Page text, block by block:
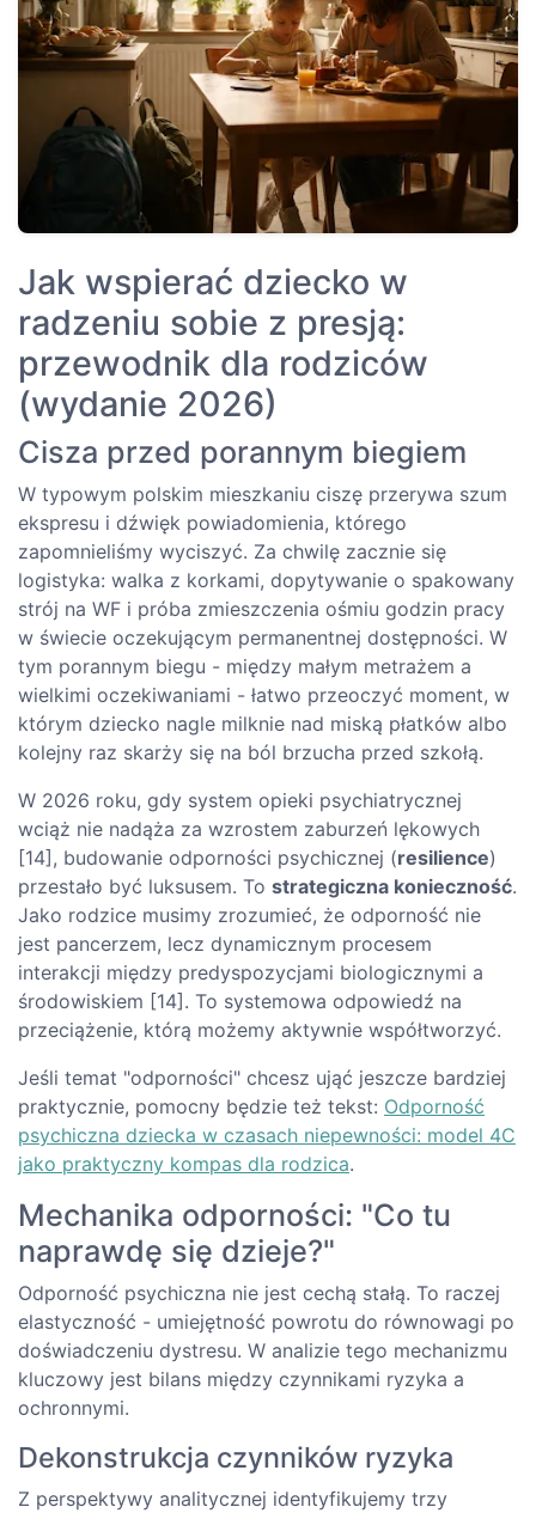
Jak wspierać dziecko w
radzeniu sobie z presją:
przewodnik dla rodziców
(wydanie 2026)
Cisza przed porannym biegiem
W typowym polskim mieszkaniu ciszę przerywa szum
ekspresu i dźwięk powiadomienia, którego
zapomnieliśmy wyciszyć. Za chwilę zacznie się
logistyka: walka z korkami, dopytywanie o spakowany
strój na WF i próba zmieszczenia ośmiu godzin pracy
w świecie oczekującym permanentnej dostępności. W
tym porannym biegu - między małym metrażem a
wielkimi oczekiwaniami - łatwo przeoczyć moment, w
którym dziecko nagle milknie nad miską płatków albo
kolejny raz skarży się na ból brzucha przed szkołą.
W 2026 roku, gdy system opieki psychiatrycznej
wciąż nie nadąża za wzrostem zaburzeń lękowych
[14], budowanie odporności psychicznej (resilience)
przestało być luksusem. To strategiczna konieczność.
Jako rodzice musimy zrozumieć, że odporność nie
jest pancerzem, lecz dynamicznym procesem
interakcji między predyspozycjami biologicznymi a
środowiskiem [14]. To systemowa odpowiedź na
przeciążenie, którą możemy aktywnie współtworzyć.
Jeśli temat "odporności" chcesz ująć jeszcze bardziej
praktycznie, pomocny będzie też tekst: Odporność
psychiczna dziecka w czasach niepewności: model 4C
jako praktyczny kompas dla rodzica.
Mechanika odporności: "Co tu
naprawdę się dzieje?"
Odporność psychiczna nie jest cechą stałą. To raczej
elastyczność - umiejętność powrotu do równowagi po
doświadczeniu dystresu. W analizie tego mechanizmu
kluczowy jest bilans między czynnikami ryzyka a
ochronnymi.
Dekonstrukcja czynników ryzyka
Z perspektywy analitycznej identyfikujemy trzy